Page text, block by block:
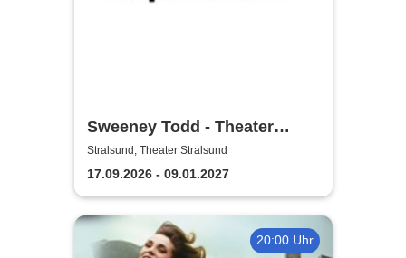
Sweeney Todd - Theater
Vorpommern
Stralsund, Theater Stralsund
17.09.2026 - 09.01.2027
20:00 Uhr